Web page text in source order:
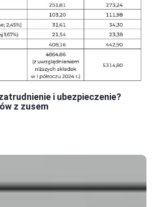
i ubezpieczenie?
z zusem